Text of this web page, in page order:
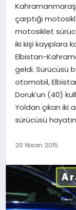
EKONOMI
SAĞLIK
GENEL
SPOR
İLÇE HABERLERI
DÜNYA
İLETIŞIM
YAZARLAR
çarptığı
motosiklet
iki kişi kayıplara
Elbistan-
geldi. Sürücüsü
otomobil,
Doruk’un (40)
Yoldan çıkan iki
sürücüsü
20 Nisan 2015